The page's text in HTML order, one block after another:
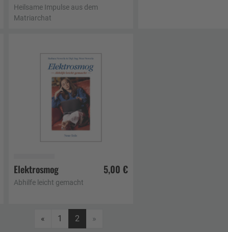
Heilsame Impulse aus dem
Matriarchat
In den Warenkorb
Elektrosmog 5,00 €
Abhilfe leicht gemacht
«Zurück
1 2 »